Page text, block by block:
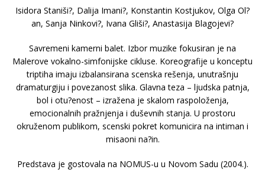
Isidora Staniši?, Dalija Imani?, Konstantin Kostjukov, Olga Ol?
an, Sanja Ninkovi?, Ivana Gliši?, Anastasija Blagojevi?
Savremeni kamerni balet. Izbor muzike fokusiran je na
Malerove vokalno-simfonijske cikluse. Koreografije u konceptu
triptiha imaju izbalansirana scenska rešenja, unutrašnju
dramaturgiju i povezanost slika. Glavna teza – ljudska patnja,
bol i otu?enost – izražena je skalom raspoloženja,
emocionalnih pražnjenja i duševnih stanja. U prostoru
okruženom publikom, scenski pokret komunicira na intiman i
misaoni na?in.
Predstava je gostovala na NOMUS-u u Novom Sadu (2004.).